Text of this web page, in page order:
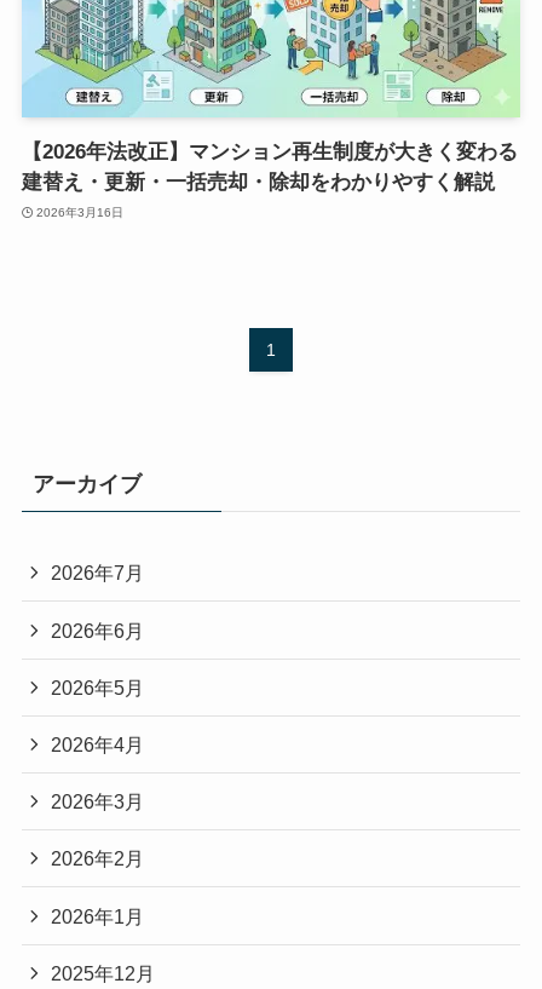
【2026年法改正】マンション再生制度が大きく変わる
建替え・更新・一括売却・除却をわかりやすく解説
2026年3月16日
1
アーカイブ
2026年7月
2026年6月
2026年5月
2026年4月
2026年3月
2026年2月
2026年1月
2025年12月